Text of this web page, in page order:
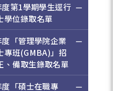
第1學期學生逕行
學位錄取名單
「管理學院企業
專班(GMBA)」招
、備取生錄取名單
「碩士在職專